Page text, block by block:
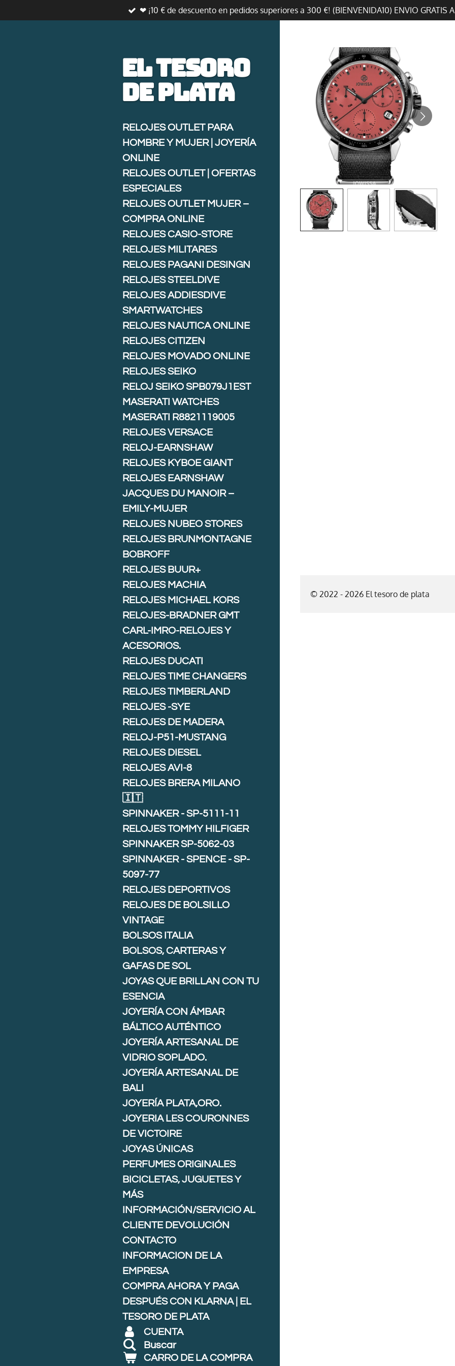
al
❤ ¡10 € de descuento en pedidos superiores a 300 €! (BIENVENIDA10) ENVIO GRATIS
© 2022 - 2026 El tesoro de plata
El tesoro
deplata
RELOJES OUTLET PARA
HOMBRE Y MUJER | JOYERÍA
ONLINE
RELOJES OUTLET | OFERTAS
ESPECIALES
RELOJES OUTLET MUJER –
COMPRA ONLINE
RELOJES CASIO-STORE
RELOJES MILITARES
RELOJES PAGANI DESINGN
RELOJES STEELDIVE
RELOJES ADDIESDIVE
SMARTWATCHES
RELOJES NAUTICA ONLINE
RELOJES CITIZEN
RELOJES MOVADO ONLINE
RELOJES SEIKO
RELOJ SEIKO SPB079J1EST
MASERATI WATCHES
MASERATI R8821119005
RELOJES VERSACE
RELOJ-EARNSHAW
RELOJES KYBOE GIANT
RELOJES EARNSHAW
JACQUES DU MANOIR –
EMILY-MUJER
RELOJES NUBEO STORES
RELOJES BRUNMONTAGNE
BOBROFF
RELOJES BUUR+
RELOJES MACHIA
RELOJES MICHAEL KORS
RELOJES-BRADNER GMT
CARL-IMRO-RELOJES Y
ACESORIOS.
RELOJES DUCATI
RELOJES TIME CHANGERS
RELOJES TIMBERLAND
RELOJES -SYE
RELOJES DE MADERA
RELOJ-P51-MUSTANG
RELOJES DIESEL
RELOJES AVI-8
RELOJES BRERA MILANO
🇮🇹
SPINNAKER - SP-5111-11
RELOJES TOMMY HILFIGER
SPINNAKER SP-5062-03
SPINNAKER - SPENCE - SP-
5097-77
RELOJES DEPORTIVOS
RELOJES DE BOLSILLO
VINTAGE
BOLSOS ITALIA
BOLSOS, CARTERAS Y
GAFAS DE SOL
JOYAS QUE BRILLAN CON TU
ESENCIA
JOYERÍA CON ÁMBAR
BÁLTICO AUTÉNTICO
JOYERÍA ARTESANAL DE
VIDRIO SOPLADO.
JOYERÍA ARTESANAL DE
BALI
JOYERÍA PLATA,ORO.
JOYERIA LES COURONNES
DE VICTOIRE
JOYAS ÚNICAS
PERFUMES ORIGINALES
BICICLETAS, JUGUETES Y
MÁS
INFORMACIÓN/SERVICIO AL
CLIENTE DEVOLUCIÓN
CONTACTO
INFORMACION DE LA
EMPRESA
COMPRA AHORA Y PAGA
DESPUÉS CON KLARNA | EL
TESORO DE PLATA
CUENTA
Buscar
CARRO DE LA COMPRA